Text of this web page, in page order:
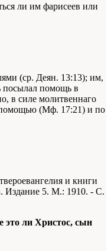
ли им фарисеев или
(ср. Деян. 13:13); им,
посылал помощь в
в силе молитвеннаго
(Мф. 17:21) и по
и книги
Издание 5. М.: 1910. - С.
это ли Христос, сын